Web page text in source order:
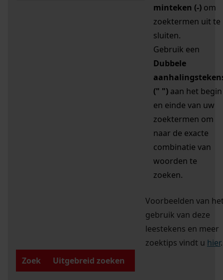
minteken (-) om
zoektermen uit te
sluiten.
Gebruik een
Dubbele
(" ") aan het begin
en einde van uw
zoektermen om
naar de exacte
combinatie van
woorden te
zoeken.
Voorbeelden van
gebruik van deze
leestekens en meer
zoektips vindt u hier.
Zoek
Uitgebreid zoeken